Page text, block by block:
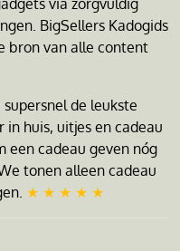
BigSellers Kadogids
bron van alle content
de leukste
in huis, uitjes en cadeau
een cadeau geven nóg
tonen alleen cadeau
★ ★ ★ ★ ★